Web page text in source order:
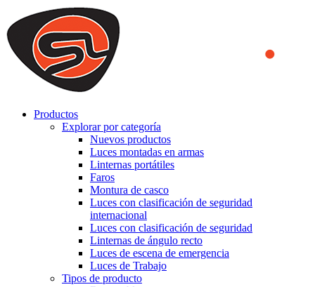
We use cookies to ensure that we provide you the best experience
on our website. By continuing to browse this website, you accept
that cookies are used to help us analyze how the website is used and
to offer you a better experience. To learn more or to find out how
you can disable cookies, you can access our
Productos
Explorar por categoría
Nuevos productos
Luces montadas en armas
Linternas portátiles
Faros
Montura de casco
Luces con clasificación de seguridad
internacional
Luces con clasificación de seguridad
Linternas de ángulo recto
Luces de escena de emergencia
Luces de Trabajo
Tipos de producto